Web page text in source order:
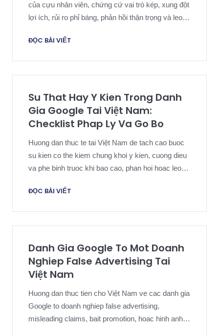
của cựu nhân viên, chứng cứ vai trò kép, xung đột
lợi ích, rủi ro phỉ báng, phản hồi thận trọng và leo
ĐỌC BÀI VIẾT
Su That Hay Y Kien Trong Danh
Gia Google Tai Việt Nam:
Checklist Phap Ly Va Go Bo
Huong dan thuc te tai Việt Nam de tach cao buoc
su kien co the kiem chung khoi y kien, cuong dieu
va phe binh truoc khi bao cao, phan hoi hoac leo
ĐỌC BÀI VIẾT
Danh Gia Google To Mot Doanh
Nghiep False Advertising Tai
Việt Nam
Huong dan thuc tien cho Việt Nam ve cac danh gia
Google to doanh nghiep false advertising,
misleading claims, bait promotion, hoac hinh anh